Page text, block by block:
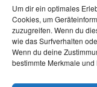
Um dir ein optimales
Cookies, um
zuzugreifen. Wenn du
wie das Surfverhalten
Wenn du deine
bestimmte Merkmale
Stripper
Suchen